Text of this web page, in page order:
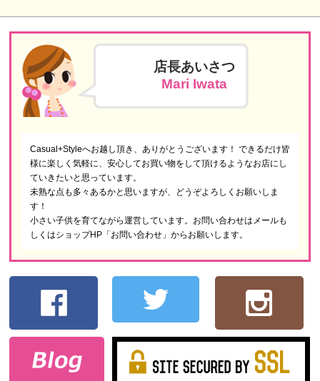
店長あいさつ
Mari Iwata
Casual+Styleへお越し頂き、ありがとうございます！ できるだけ皆
様に楽しく気軽に、安心してお買い物をして頂けるようなお店にし
ていきたいと思っています。
未熟な点も多々あるかと思いますが、どうぞよろしくお願いしま
す！
小さい子供を育てながら運営しています。お問い合わせはメールも
しくはショップHP「お問い合わせ」からお願いします。